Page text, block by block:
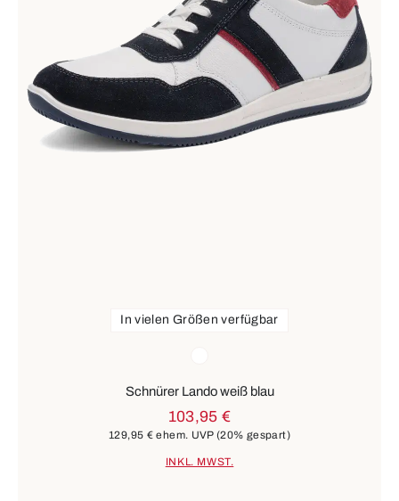
In vielen Größen verfügbar
Schnürer Lando weiß blau
103,95 €
129,95 € ehem. UVP(20% gespart)
INKL. MWST.